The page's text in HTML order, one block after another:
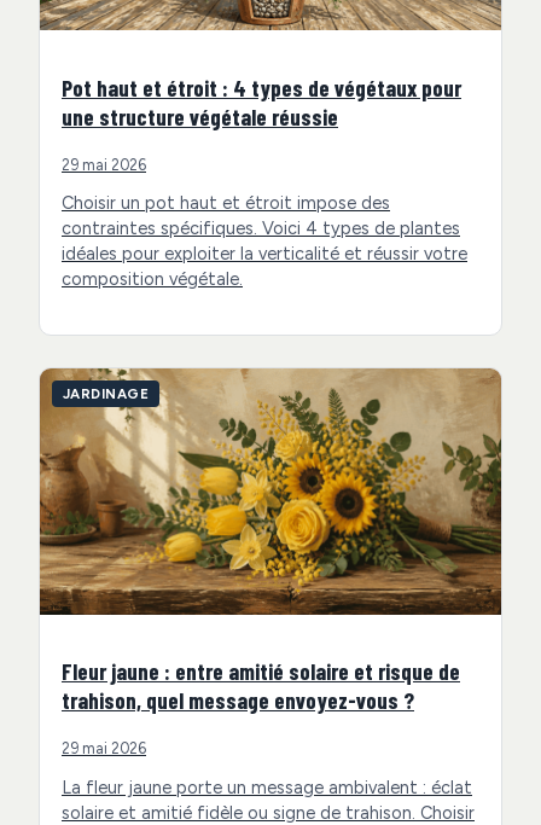
Pot haut et étroit : 4 types de végétaux pour
une structure végétale réussie
29 mai 2026
Choisir un pot haut et étroit impose des
contraintes spécifiques. Voici 4 types de plantes
idéales pour exploiter la verticalité et réussir votre
composition végétale.
JARDINAGE
Fleur jaune : entre amitié solaire et risque de
trahison, quel message envoyez-vous ?
29 mai 2026
La fleur jaune porte un message ambivalent : éclat
solaire et amitié fidèle ou signe de trahison. Choisir